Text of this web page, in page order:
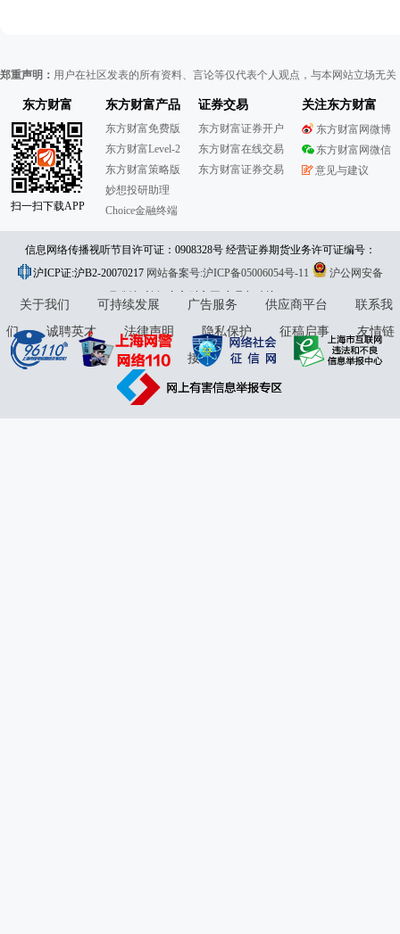
郑重声明： 用户在社区发表的所有资料、言论等仅代表个人观点，与本网站立场无
东方财富
扫一扫下载APP
东方财富产品
东方财富免费版
东方财富Level-2
东方财富策略版
妙想投研助理
Choice金融终端
证券交易
东方财富证券开户
东方财富在线交易
东方财富证券交易
关注东方财富
东方财富网微博
东方财富网微信
意见与建议
信息网络传播视听节目许可证：0908328号 经营证券期货业务许可证编号：
913101046312860336 违法和不良信息举报:021-61278686 举报邮箱：
jubao@eastmoney.com
沪ICP证:沪B2-20070217 网站备案号:沪ICP备05006054号-11
沪公网安备
31010402000120号版权所有:东方财富网意见与建议:4000300059/952500
关于我们 可持续发展 广告服务 供应商平台
联系我
们
诚聘英才 法律声明 隐私保护 征稿启事
友情链
接